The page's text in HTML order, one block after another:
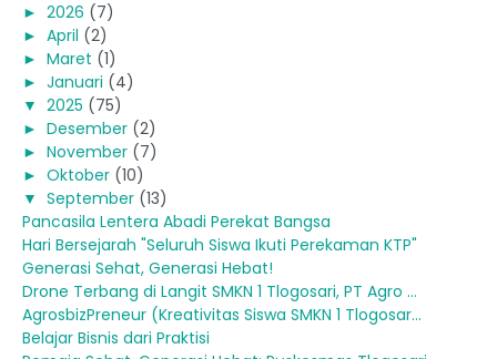
► 2026 (7)
► April (2)
► Maret (1)
► Januari (4)
▼ 2025 (75)
► Desember (2)
► November (7)
► Oktober (10)
▼ September (13)
Pancasila Lentera Abadi Perekat Bangsa
Hari Bersejarah "Seluruh Siswa Ikuti Perekaman KTP"
Generasi Sehat, Generasi Hebat!
Drone Terbang di Langit SMKN 1 Tlogosari, PT Agro ...
AgrosbizPreneur (Kreativitas Siswa SMKN 1 Tlogosar...
Belajar Bisnis dari Praktisi